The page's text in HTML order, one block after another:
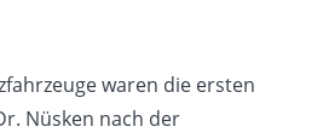
waren die ersten
Nüsken nach der